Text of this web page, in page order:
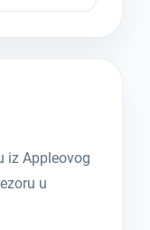
iz Appleovog
u